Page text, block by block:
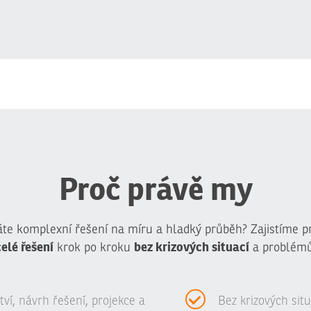
Proč právě my
komplexní řešení na míru a hladký průběh? Zajistíme
řešeníkrok po kroku bez krizových situacía
návrh řešení, projekce a
Bez krizových